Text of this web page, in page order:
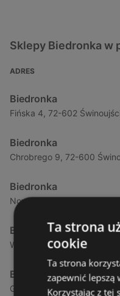
Sklepy Biedronka w
ADRES
Biedronka
Fińska 4, 72-602
Biedronka
Chrobrego 9, 72-600
Biedronka
Nowokarsiborska 2, 72-
Biedronka
Wojska Polskiego 16a, 72-
Biedronka
Gryfa Pomorskiego, 72-
Ta strona
cookie
Ta strona
zapewnić lepszą
Korzystając z tej